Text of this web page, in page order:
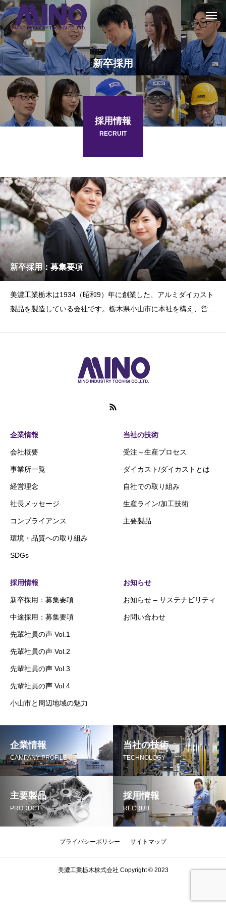
新卒採用
採用情報
RECRUIT
新卒採用：募集要項
美濃工業栃木は1934（昭和9）年に創業した、アルミダイカスト
製品を製造している会社です。栃木県小山市に本社を構え、営業
企業情報
会社概要
事業所一覧
経営理念
社長メッセージ
コンプライアンス
環境・品質への取り組み
SDGs
当社の技術
受注～生産プロセス
ダイカスト/ダイカストとは
自社での取り組み
生産ライン/加工技術
主要製品
採用情報
新卒採用：募集要項
中途採用：募集要項
先輩社員の声 Vol.1
先輩社員の声 Vol.2
先輩社員の声 Vol.3
先輩社員の声 Vol.4
小山市と周辺地域の魅力
お知らせ
お知らせ – サステナビリティ
お問い合わせ
企業情報
CAMPANY PROFILE
当社の技術
TECHNOLOGY
主要製品
PRODUCT
採用情報
RECRUIT
プライバシーポリシー サイトマップ
美濃工業栃木株式会社 Copyright © 2023